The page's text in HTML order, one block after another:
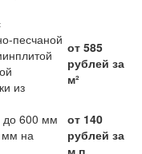
песчаной
из
от 585
рублей за
м²
до 600 мм
мм на
от 140
рублей за
м.п.